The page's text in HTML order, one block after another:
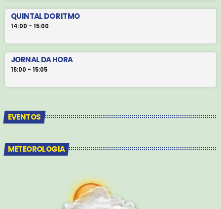
QUINTAL DO RITMO
14:00 - 15:00
JORNAL DA HORA
15:00 - 15:05
EVENTOS
METEOROLOGIA